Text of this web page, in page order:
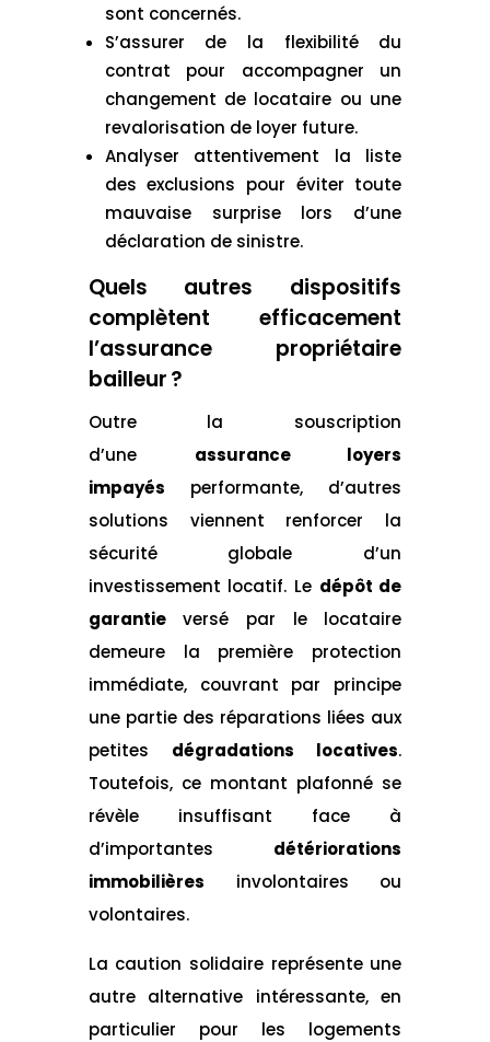
sont concernés.
S’assurer de la flexibilité du
contrat pour accompagner un
changement de locataire ou une
revalorisation de loyer future.
Analyser attentivement la liste
des exclusions pour éviter toute
mauvaise surprise lors d’une
déclaration de sinistre.
Quels autres dispositifs
complètent efficacement
l’assurance propriétaire
bailleur ?
Outre la souscription
d’une
assurance loyers
impayés
performante, d’autres
solutions viennent renforcer la
sécurité globale d’un
investissement locatif. Le dépôt de
garantie
versé par le locataire
demeure la première protection
immédiate, couvrant par principe
une partie des réparations liées aux
petites
dégradations locatives.
Toutefois, ce montant plafonné se
révèle insuffisant face à
d’importantes
détériorations
immobilières
involontaires ou
volontaires.
La caution solidaire représente une
autre alternative intéressante, en
particulier pour les logements